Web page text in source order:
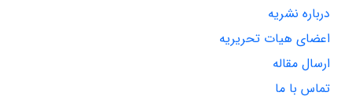
درباره نشریه
اعضای هیات تحریریه
ارسال مقاله
تماس با ما